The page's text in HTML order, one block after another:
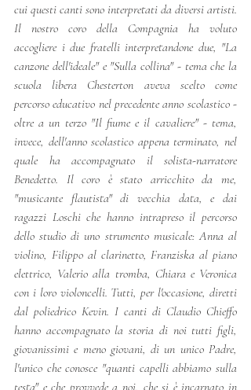
cui questi canti sono interpretati da diversi artisti.
Il nostro coro della Compagnia ha voluto
accogliere i due fratelli interpretandone due, "La
canzone dell'ideale" e "Sulla collina" - tema che la
scuola libera Chesterton aveva scelto come
percorso educativo nel precedente anno scolastico -
oltre a un terzo "Il fiume e il cavaliere" - tema,
invece, dell'anno scolastico appena terminato, nel
quale ha accompagnato il solista-narratore
Benedetto. Il coro è stato arricchito da me,
"musicante flautista" di vecchia data, e dai
ragazzi Loschi che hanno intrapreso il percorso
dello studio di uno strumento musicale: Anna al
violino, Filippo al clarinetto, Franziska al piano
elettrico, Valerio alla tromba, Chiara e Veronica
con i loro violoncelli. Tutti, per l'occasione, diretti
dal poliedrico Kevin. I canti di Claudio Chieffo
hanno accompagnato la storia di noi tutti figli,
giovanissimi e meno giovani, di un unico Padre,
l'unico che conosce "quanti capelli abbiamo sulla
testa" e che provvede a noi, che si è incarnato in